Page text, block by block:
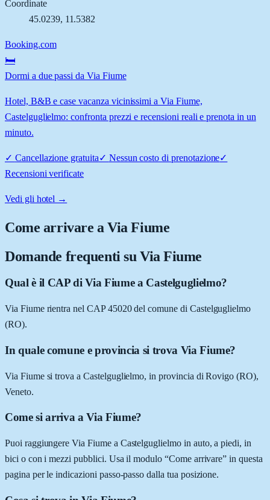
Coordinate
45.0239, 11.5382
Booking.com
🛏️
Dormi a due passi da Via Fiume
Hotel, B&B e case vacanza vicinissimi a Via Fiume,
Castelguglielmo: confronta prezzi e recensioni reali e prenota in un
minuto.
✓ Cancellazione gratuita✓ Nessun costo di prenotazione✓
Recensioni verificate
Vedi gli hotel →
Come arrivare aVia Fiume
Domande frequenti su Via Fiume
Qual è il CAP di Via Fiume a Castelguglielmo?
Via Fiume rientra nel CAP 45020 del comune di Castelguglielmo
(RO).
In quale comune e provincia si trova Via Fiume?
Via Fiume si trova a Castelguglielmo, in provincia di Rovigo (RO),
Veneto.
Come si arriva a Via Fiume?
Puoi raggiungere Via Fiume a Castelguglielmo in auto, a piedi, in
bici o con i mezzi pubblici. Usa il modulo “Come arrivare” in questa
pagina per le indicazioni passo-passo dalla tua posizione.